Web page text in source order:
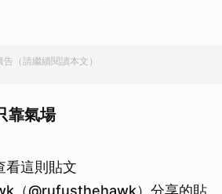
告（請繼續閱讀本文）
靠氣場
這則貼文
（@rufusthehawk）分享的貼